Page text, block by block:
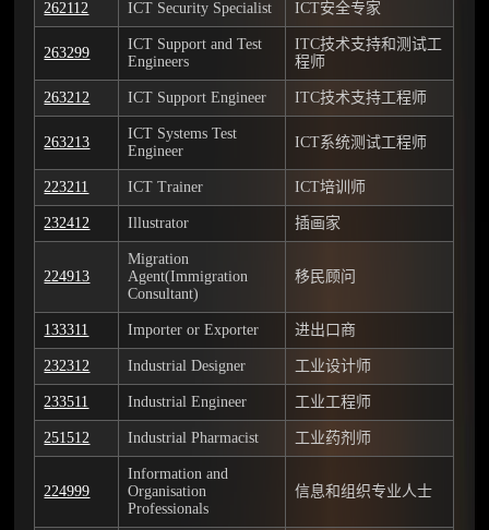
262112 ICT Security Specialist ICT安全专家
263299
ICT Support and Test
Engineers
ITC技术支持和测试工
程师
263212 ICT Support Engineer ITC技术支持工程师
263213
ICT Systems Test
Engineer
ICT系统测试工程师
223211 ICT Trainer ICT培训师
232412 Illustrator 插画家
224913
Migration
Agent(Immigration
Consultant)
移民顾问
133311 Importer or Exporter 进出口商
232312 Industrial Designer 工业设计师
233511 Industrial Engineer 工业工程师
251512 Industrial Pharmacist 工业药剂师
224999
Information and
Organisation
Professionals
信息和组织专业人士